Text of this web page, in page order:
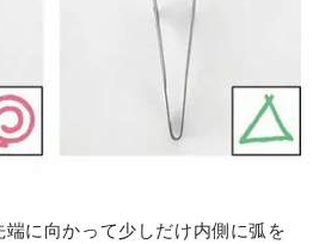
端に向かって少しだけ内側に弧を